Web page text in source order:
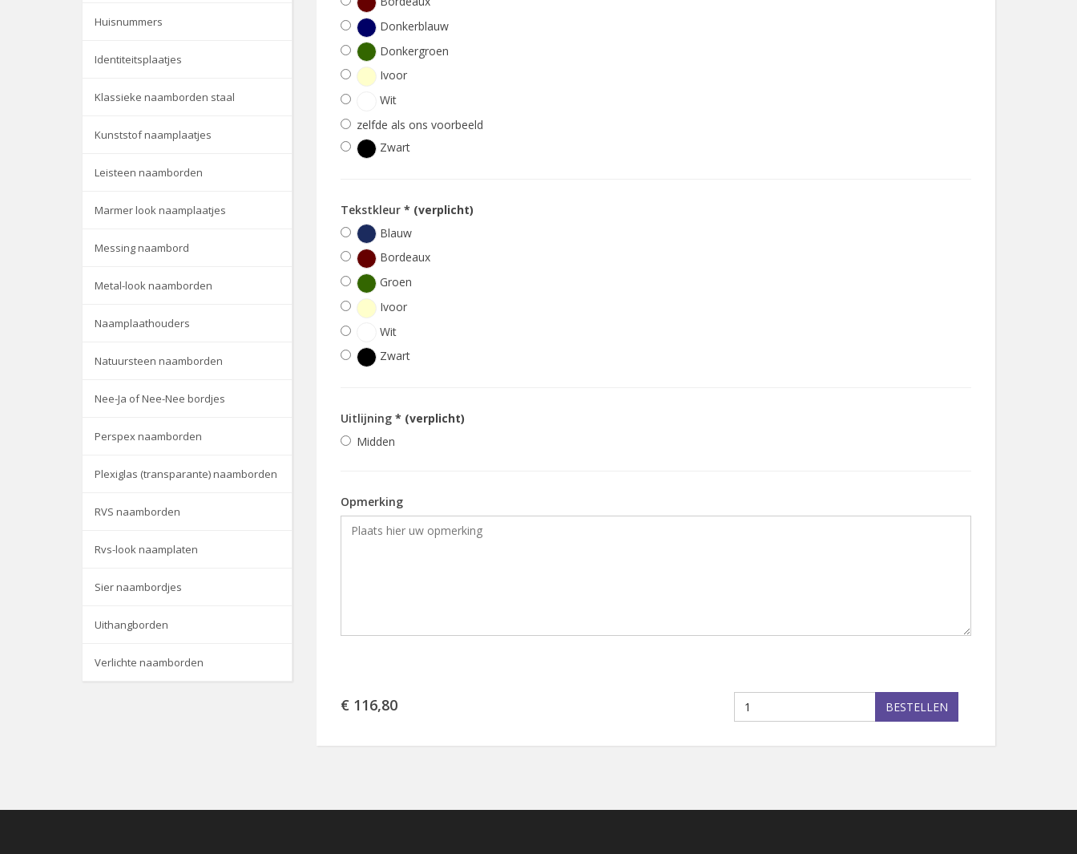
Huisnummers
Identiteitsplaatjes
Klassieke naamborden staal
Kunststof naamplaatjes
Leisteen naamborden
Marmer look naamplaatjes
Messing naambord
Metal-look naamborden
Naamplaathouders
Natuursteen naamborden
Nee-Ja of Nee-Nee bordjes
Perspex naamborden
Plexiglas (transparante) naamborden
RVS naamborden
Rvs-look naamplaten
Sier naambordjes
Uithangborden
Verlichte naamborden
Donkerblauw
Donkergroen
Ivoor
Wit
zelfde als ons voorbeeld
Zwart
Tekstkleur * (verplicht)
Blauw
Bordeaux
Groen
Ivoor
Wit
Zwart
Uitlijning * (verplicht)
Midden
Opmerking
€ 116,80 BESTELLEN